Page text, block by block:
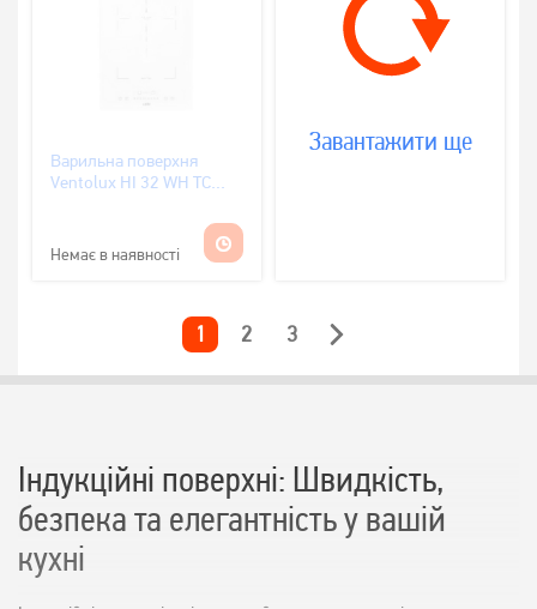
Варильна поверхня
Ventolux HI 32 WH TC
Немає в наявності
Завантажити ще
1 2 3
Індукційні поверхні: Швидкість,
безпека та елегантність у вашій
кухні